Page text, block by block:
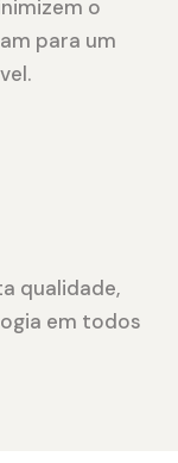
o
para um
qualidade,
em todos